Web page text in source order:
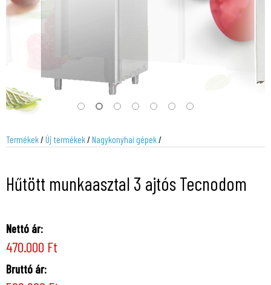
Termékek/Új termékek/Nagykonyhai gépek/
Hűtött munkaasztal 3 ajtós Tecnodom
Nettó ár:
470.000 Ft
Bruttó ár: